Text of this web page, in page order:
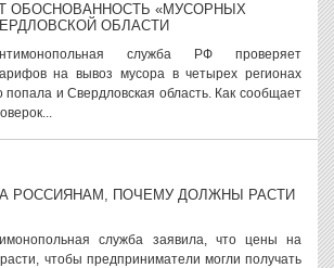
ОБОСНОВАННОСТЬ «МУСОРНЫХ
ОБЛАСТИ
служба РФ проверяет
на вывоз мусора в четырех регионах
попала и Свердловская область. Как сообщает
РОССИЯНАМ, ПОЧЕМУ ДОЛЖНЫ РАСТИ
служба заявила, что цены на
чтобы предприниматели могли получать